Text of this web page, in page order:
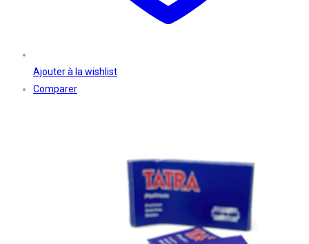
Ajouter à la wishlist
Comparer